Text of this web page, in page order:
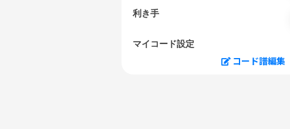
利き手
マイコード設定
コード譜編集